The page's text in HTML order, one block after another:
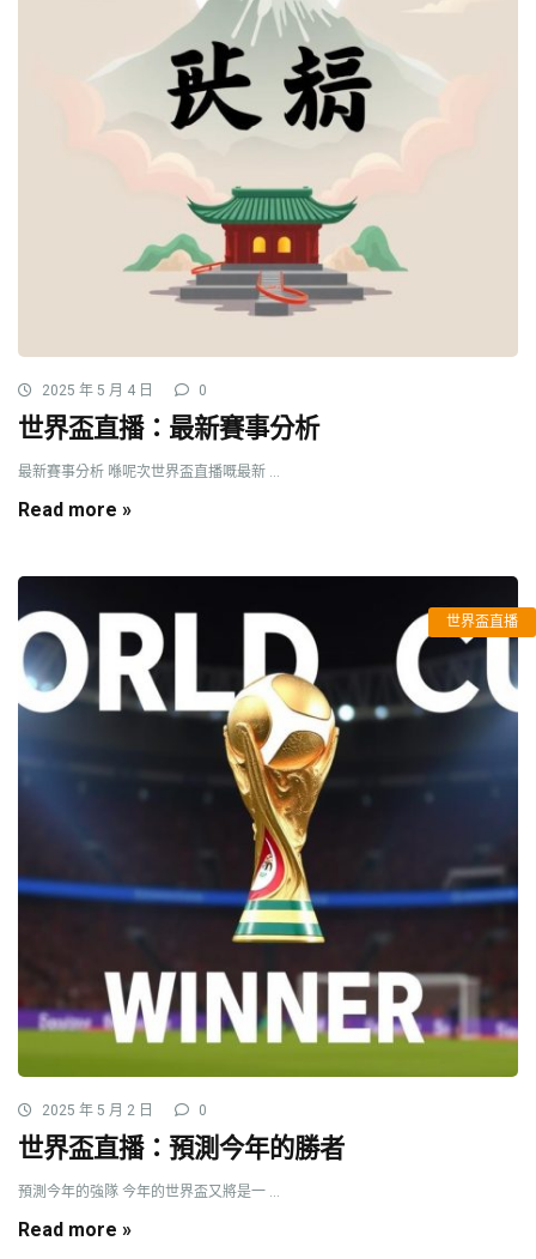
2025 年 5 月 4 日 0
世界盃直播：最新賽事分析
最新賽事分析 喺呢次世界盃直播嘅最新 ...
Read more »
世界盃直播
2025 年 5 月 2 日 0
世界盃直播：預測今年的勝者
預測今年的強隊 今年的世界盃又將是一 ...
Read more »